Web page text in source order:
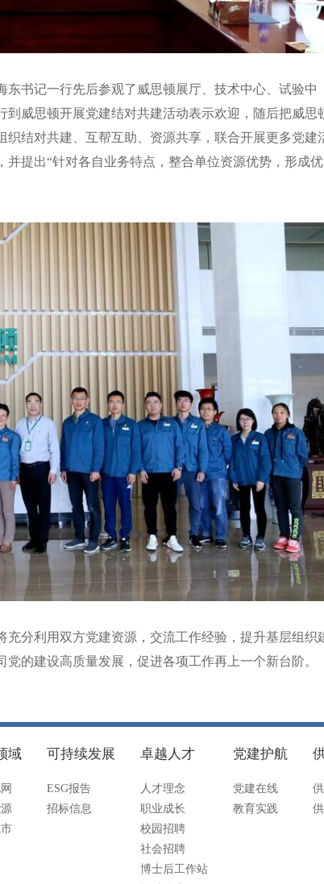
书记一行先后参观了威思顿展厅、技术中心、试验中
威思顿开展党建结对共建活动表示欢迎，随后把威思
结对共建、互帮互助、资源共享，联合开展更多党建
提出“针对各自业务特点，整合单位资源优势，形成优
分利用双方党建资源，交流工作经验，提升基层组织
的建设高质量发展，促进各项工作再上一个新台阶。
域 可持续发展
ESG报告
招标信息
卓越人才
人才理念
职业成长
校园招聘
社会招聘
博士后工作站
党建护航
党建在线
教育实践